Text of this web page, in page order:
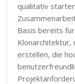
qualitativ
Basis bereits
erstellen, die